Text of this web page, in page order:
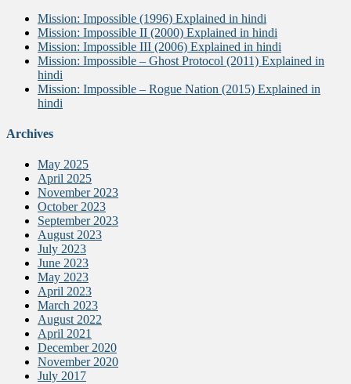
Mission: Impossible (1996) Explained in hindi
Mission: Impossible II (2000) Explained in hindi
Mission: Impossible III (2006) Explained in hindi
Mission: Impossible – Ghost Protocol (2011) Explained in
hindi
Mission: Impossible – Rogue Nation (2015) Explained in
hindi
Archives
May 2025
April 2025
November 2023
October 2023
September 2023
August 2023
July 2023
June 2023
May 2023
April 2023
March 2023
August 2022
April 2021
December 2020
November 2020
July 2017